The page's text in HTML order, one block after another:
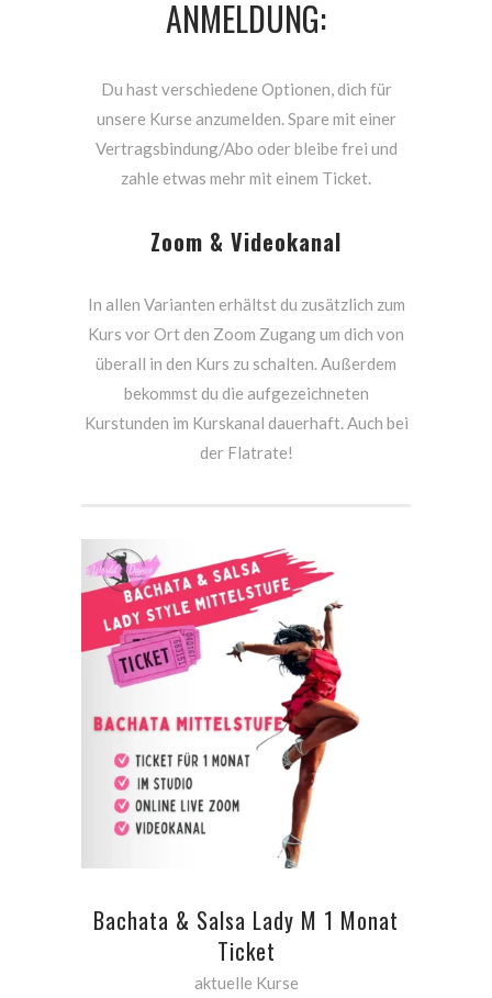
ANMELDUNG:
Du hast verschiedene Optionen, dich für
unsere Kurse anzumelden. Spare mit einer
Vertragsbindung/Abo oder bleibe frei und
zahle etwas mehr mit einem Ticket.
Zoom & Videokanal
In allen Varianten erhältst du zusätzlich zum
Kurs vor Ort den Zoom Zugang um dich von
überall in den Kurs zu schalten. Außerdem
bekommst du die aufgezeichneten
Kurstunden im Kurskanal dauerhaft. Auch bei
der Flatrate!
ADD TO CART
Bachata & Salsa Lady M 1 Monat
Ticket
aktuelle Kurse